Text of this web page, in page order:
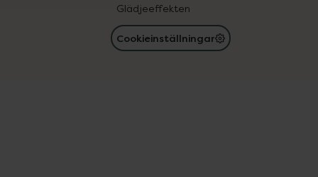
Glädjeeffekten
Cookieinställningar